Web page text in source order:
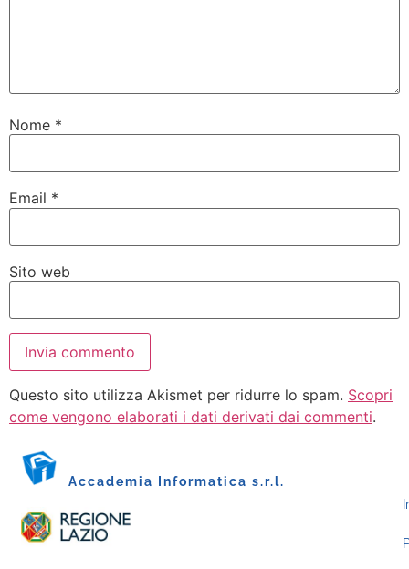
Nome *
Email *
Sito web
Questo sito utilizza Akismet per ridurre lo spam. Scopri
come vengono elaborati i dati derivati dai commenti.
Accademia Informatica s.r.l.